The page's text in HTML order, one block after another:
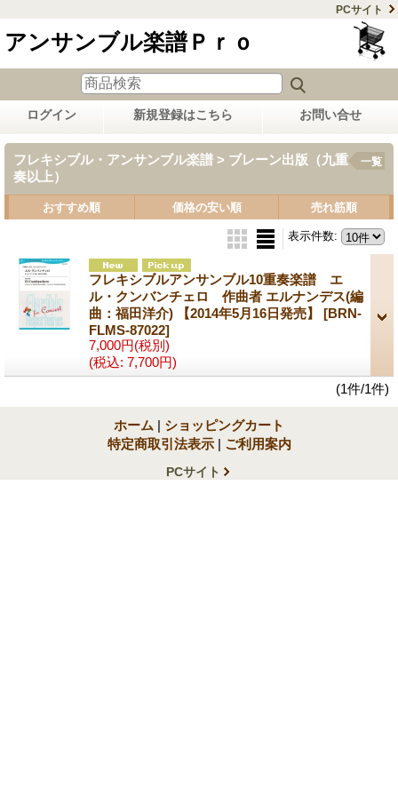
PCサイト
アンサンブル楽譜Ｐｒｏ
ログイン 新規登録はこちら お問い合せ
フレキシブル・アンサンブル楽譜 > ブレーン出版（九重
奏以上）
一覧
おすすめ順 価格の安い順 売れ筋順
表示件数:
フレキシブルアンサンブル10重奏楽譜 エ
ル・クンバンチェロ 作曲者 エルナンデス(編
曲：福田洋介) 【2014年5月16日発売】 [BRN-
FLMS-87022]
7,000円(税別)
(税込: 7,700円)
(1件/1件)
ホーム | ショッピングカート
特定商取引法表示 | ご利用案内
PCサイト